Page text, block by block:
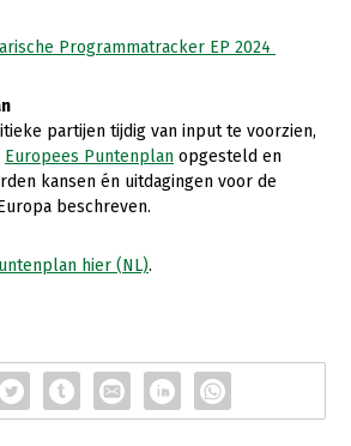
Programmatracker EP 2024
partijen tijdig van input te voorzien,
Europees Puntenplan opgesteld en
kansen én uitdagingen voor de
beschreven.
hier (NL).